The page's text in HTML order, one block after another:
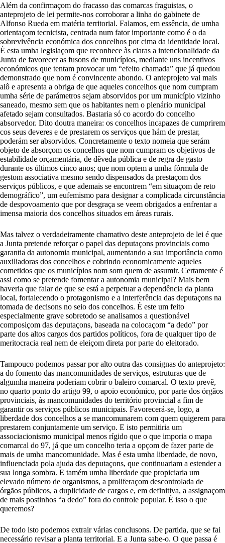
Além da confirmaçom do fracasso das comarcas fraguistas, o
anteprojeto de lei permite-nos corroborar a linha do gabinete de
Alfonso Rueda em matéria territorial. Falamos, em essência, de umha
orientaçom tecnicista, centrada num fator importante como é o da
sobrevivência económica dos concelhos por cima da identidade local.
É esta umha legislaçom que reconhece às claras a intencionalidade da
Junta de favorecer as fusons de municípios, mediante uns incentivos
económicos que tentam provocar um “efeito chamada” que já quedou
demonstrado que nom é convincente abondo. O anteprojeto vai mais
alô e apresenta a obriga de que aqueles concelhos que nom cumpram
umha série de parámetros sejam absorvidos por um município vizinho
saneado, mesmo sem que os habitantes nem o plenário municipal
afetado sejam consultados. Bastaria só co acordo do concelho
absorvedor. Dito doutra maneira: os concelhos incapazes de cumprirem
cos seus deveres e de prestarem os serviços que hám de prestar,
poderám ser absorvidos. Concretamente o texto nomeia que serám
objeto de absorçom os concelhos que nom cumpram os objetivos de
estabilidade orçamentária, de dêveda pública e de regra de gasto
durante os últimos cinco anos; que nom optem a umha fórmula de
gestom associativa mesmo sendo dispensados da prestaçom dos
serviços públicos, e que ademais se encontrem “em situaçom de reto
demográfico”, um eufemismo para designar a complicada circunstância
de despovoamento que por desgraça se veem obrigados a enfrentar a
imensa maioria dos concelhos situados em áreas rurais.
Mas talvez o verdadeiramente chamativo deste anteprojeto de lei é que
a Junta pretende reforçar o papel das deputaçons provinciais como
garantia da autonomia municipal, aumentando a sua importância como
auxiliadoras dos concelhos e cobrindo economicamente aqueles
cometidos que os municípios nom som quem de assumir. Certamente é
assi como se pretende fomentar a autonomia municipal? Mais bem
haveria que falar de que se está a perpetuar a dependência da planta
local, fortalecendo o protagonismo e a interferência das deputaçons na
tomada de decisons no seio dos concelhos. É este um feito
especialmente grave sobretodo se analisamos a questionável
composiçom das deputaçons, baseada na colocaçom “a dedo” por
parte dos altos cargos dos partidos políticos, fora de qualquer tipo de
meritocracia real nem de eleiçom direta por parte do eleitorado.
Tampouco podemos passar por alto outra das consignas do anteprojeto:
a do fomento das mancomunidades de serviços, estruturas que de
algumha maneira poderiam cobrir o baleiro comarcal. O texto prevê,
no quarto ponto do artigo 99, o apoio económico, por parte dos órgãos
provinciais, às mancomunidades do território provincial a fim de
garantir os serviços públicos municipais. Favorecerá-se, logo, a
liberdade dos concelhos a se mancomunarem com quem quigerem para
prestarem conjuntamente um serviço. E isto permitiria um
associacionismo municipal menos rígido que o que imporia o mapa
comarcal do 97, já que um concelho teria a opçom de fazer parte de
mais de umha mancomunidade. Mas é esta umha liberdade, de novo,
influenciada pola ajuda das deputaçons, que continuariam a estender a
sua longa sombra. E tamém umha liberdade que propiciaria um
elevado número de organismos, a proliferaçom descontrolada de
órgãos públicos, a duplicidade de cargos e, em definitiva, a assignaçom
de mais postinhos “a dedo” fora do controle popular. É isso o que
queremos?
De todo isto podemos extrair várias conclusons. De partida, que se fai
necessário revisar a planta territorial. E a Junta sabe-o. O que passa é